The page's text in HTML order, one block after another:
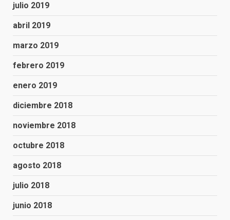
julio 2019
abril 2019
marzo 2019
febrero 2019
enero 2019
diciembre 2018
noviembre 2018
octubre 2018
agosto 2018
julio 2018
junio 2018